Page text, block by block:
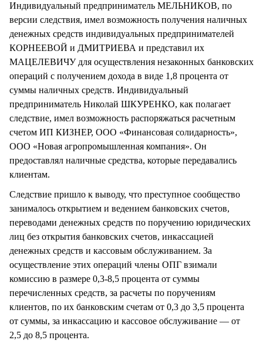
Индивидуальный предприниматель МЕЛЬНИКОВ, по
версии следствия, имел возможность получения наличных
денежных средств индивидуальных предпринимателей
КОРНЕЕВОЙ и ДМИТРИЕВА и представил их
МАЦЕЛЕВИЧУ для осуществления незаконных банковских
операций с получением дохода в виде 1,8 процента от
суммы наличных средств. Индивидуальный
предприниматель Николай ШКУРЕНКО, как полагает
следствие, имел возможность распоряжаться расчетным
счетом ИП КИЗНЕР, ООО «Финансовая солидарность»,
ООО «Новая агропромышленная компания». Он
предоставлял наличные средства, которые передавались
клиентам.
Следствие пришло к выводу, что преступное сообщество
занималось открытием и ведением банковских счетов,
переводами денежных средств по поручению юридических
лиц без открытия банковских счетов, инкассацией
денежных средств и кассовым обслуживанием. За
осуществление этих операций члены ОПГ взимали
комиссию в размере 0,3-8,5 процента от суммы
перечисленных средств, за расчеты по поручениям
клиентов, по их банковским счетам от 0,3 до 3,5 процента
от суммы, за инкассацию и кассовое обслуживание — от
2,5 до 8,5 процента.